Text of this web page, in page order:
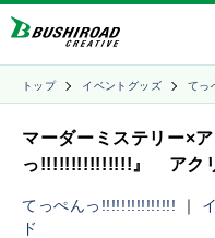
トップ イベントグッズ てっ
マーダーミステリー×
っ!!!!!!!!!!!!!!!』 アク
てっぺんっ!!!!!!!!!!!!!!! ｜
ド